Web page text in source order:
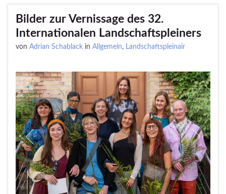
Bilder zur Vernissage des 32.
Internationalen Landschaftspleiners
von Adrian Schablack in Allgemein, Landschaftspleinair